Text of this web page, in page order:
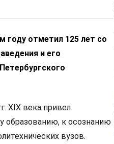
году отметил 125 лет со
и его
XIX века привел
к осознанию
вузов.